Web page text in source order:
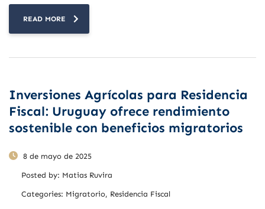
READ MORE
Inversiones Agrícolas para Residencia
Fiscal: Uruguay ofrece rendimiento
sostenible con beneficios migratorios
8 de mayo de 2025
Posted by: Matias Ruvira
Categories: Migratorio, Residencia Fiscal